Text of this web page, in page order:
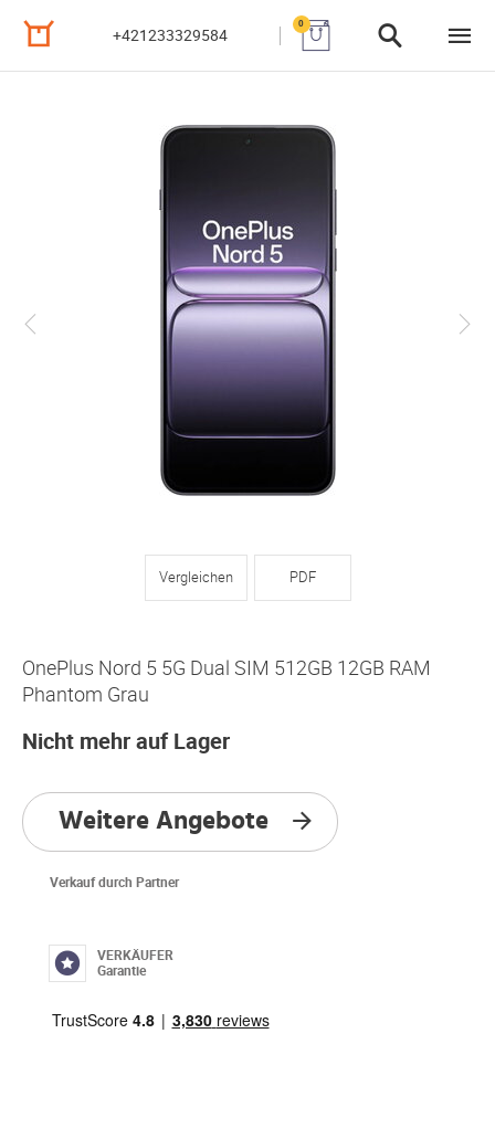
+421233329584
0
Vergleichen PDF
OnePlus Nord 5 5G Dual SIM 512GB 12GB RAM
Phantom Grau
Nicht mehr auf Lager
Weitere Angebote
Verkauf durch Partner
VERKÄUFER
Garantie